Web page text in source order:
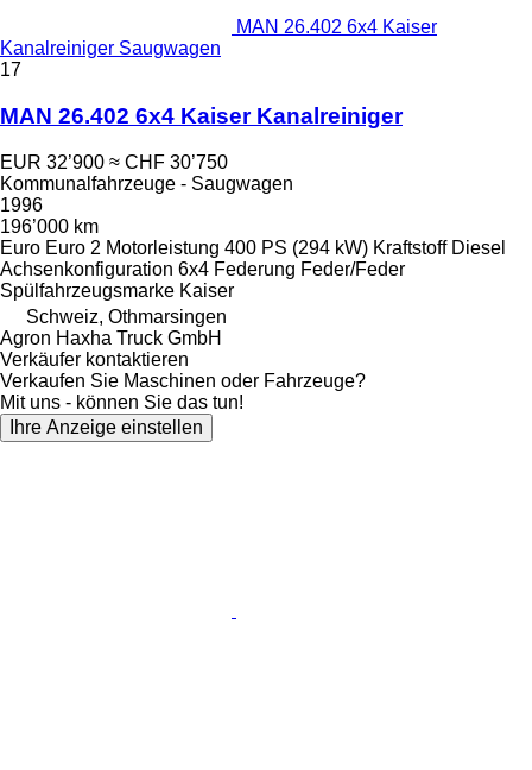
MAN 26.402 6x4 Kaiser
Kanalreiniger Saugwagen
17
MAN 26.402 6x4 Kaiser Kanalreiniger
EUR 32’900 ≈ CHF 30’750
Kommunalfahrzeuge - Saugwagen
1996
196’000 km
Euro Euro 2 Motorleistung 400 PS (294 kW) Kraftstoff Diesel
Achsenkonfiguration 6x4 Federung Feder/Feder
Spülfahrzeugsmarke Kaiser
Schweiz, Othmarsingen
Agron Haxha Truck GmbH
Verkäufer kontaktieren
Verkaufen Sie Maschinen oder Fahrzeuge?
Mit uns - können Sie das tun!
Ihre Anzeige einstellen